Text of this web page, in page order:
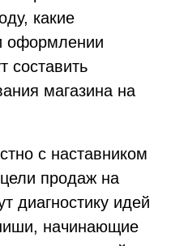
какие
оформлении
составить
магазина на
с наставником
продаж на
диагностику идей
начинающие